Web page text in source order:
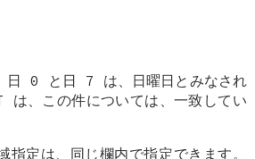
日 0 と日 7 は、日曜日とみなされ
は、この件については、一致してい
指定は、同じ欄内で指定できます。